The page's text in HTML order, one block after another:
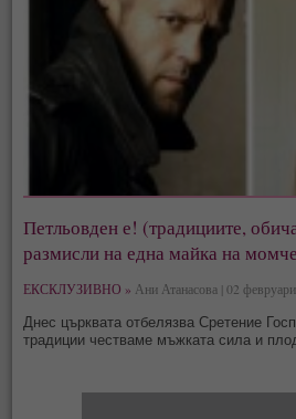
Петльовден е! (традициите,
размисли на една майка на
ЕКСКЛУЗИВНО » Ани Атанасова | 02
Днес църквата отбелязва Сретение
традиции честваме мъжката сила и